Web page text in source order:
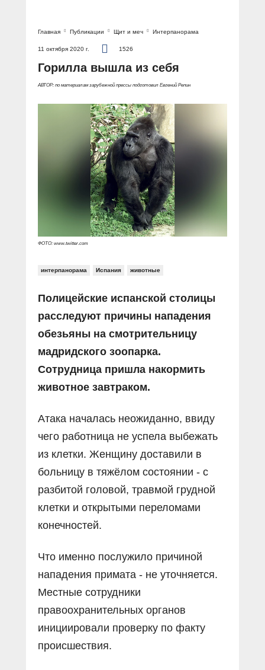
Главная Публикации Щит и меч Интерпанорама
11 октября 2020 г. 1526
Горилла вышла из себя
АВТОР: по материалам зарубежной прессы подготовил Евгений Репин
ФОТО: www.twitter.com
интерпанорама Испания животные
Полицейские испанской столицы
расследуют причины нападения
обезьяны на смотрительницу
мадридского зоопарка.
Сотрудница пришла накормить
животное завтраком.
Атака началась неожиданно, ввиду
чего работница не успела выбежать
из клетки. Женщину доставили в
больницу в тяжёлом состоянии - с
разбитой головой, травмой грудной
клетки и открытыми переломами
конечностей.
Что именно послужило причиной
нападения примата - не уточняется.
Местные сотрудники
правоохранительных органов
инициировали проверку по факту
происшествия.